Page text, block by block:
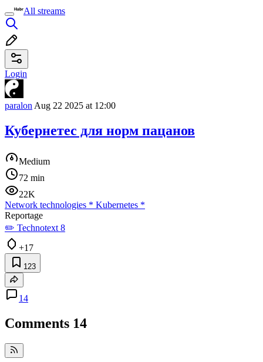
All streams
Login
paralon Aug 22 2025 at 12:00
Кубернетес для норм пацанов
Medium
72 min
22K
Network technologies * Kubernetes *
Reportage
✏️ Technotext 8
+17
123
14
Comments 14